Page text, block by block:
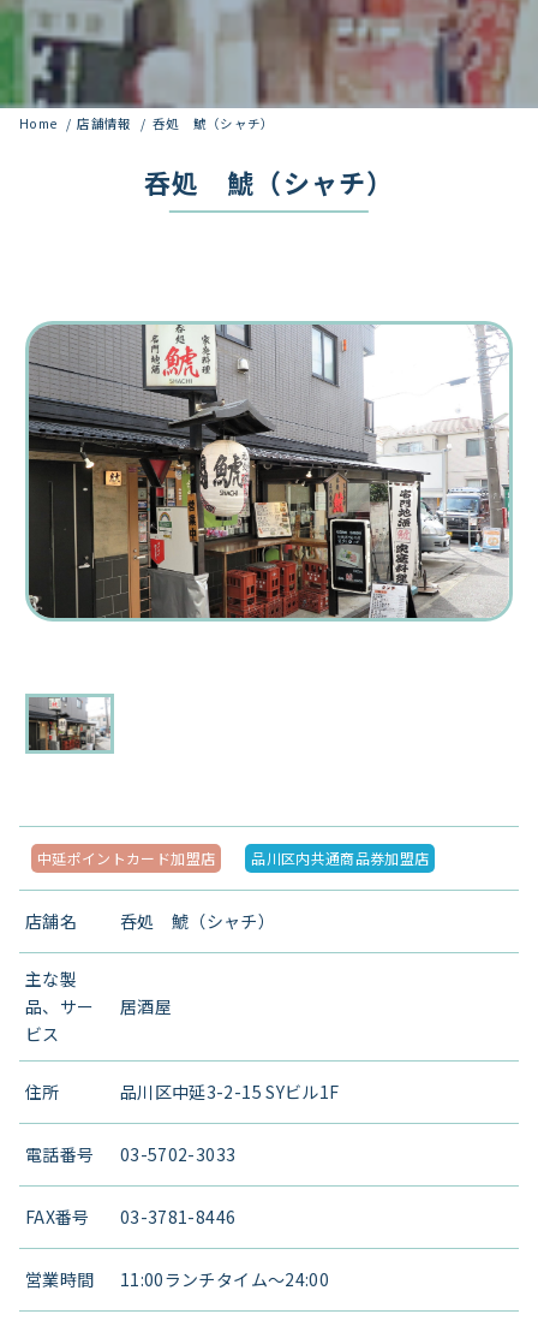
Home 店舗情報 呑処 鯱（シャチ）
呑処 鯱（シャチ）
中延ポイントカード加盟店 品川区内共通商品券加盟店
店舗名 呑処 鯱（シャチ）
主な製
品、サー
ビス
居酒屋
住所 品川区中延3-2-15 SYビル1F
電話番号 03-5702-3033
FAX番号 03-3781-8446
営業時間 11:00ランチタイム～24:00